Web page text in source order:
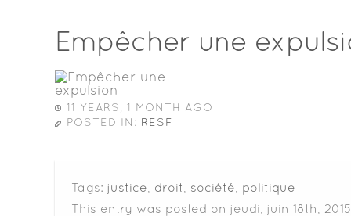
Empêcher une
11 YEARS, 1 MONTH AGO
POSTED IN: RESF
Tags: justice droit société
politique
This entry was posted on jeudi, juin 18th,